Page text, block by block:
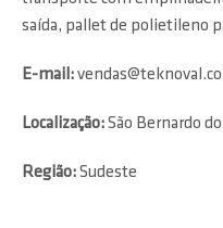
saída, pallet de polietileno
E-mail:
Localização:São Bernardo
Região:Sudeste